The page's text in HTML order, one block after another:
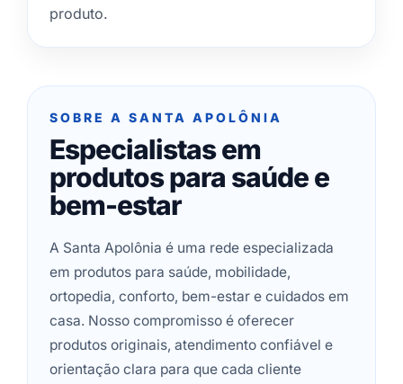
produto.
SOBRE A SANTA APOLÔNIA
Especialistas em
produtos para saúde e
bem-estar
A Santa Apolônia é uma rede especializada
em produtos para saúde, mobilidade,
ortopedia, conforto, bem-estar e cuidados em
casa. Nosso compromisso é oferecer
produtos originais, atendimento confiável e
orientação clara para que cada cliente